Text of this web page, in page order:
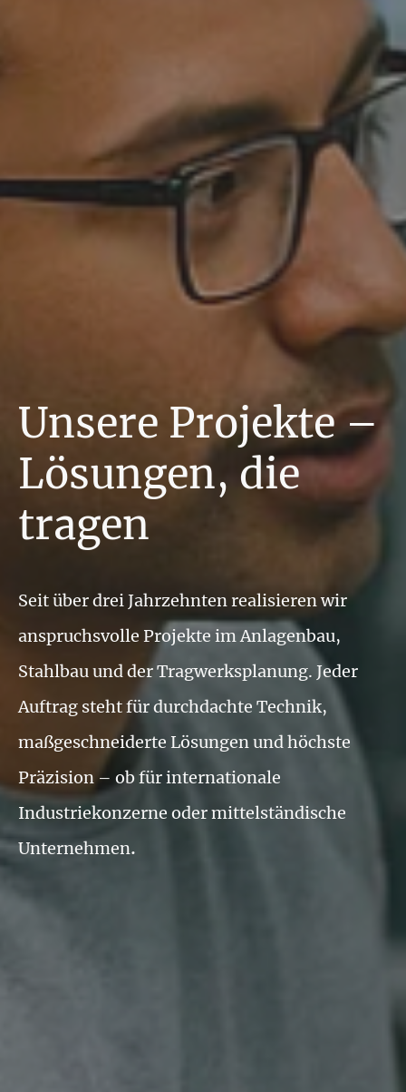
Unsere Projekte –
Lösungen, die
tragen
Seit über drei Jahrzehnten realisieren wir
anspruchsvolle Projekte im Anlagenbau,
Stahlbau und der Tragwerksplanung. Jeder
Auftrag steht für durchdachte Technik,
maßgeschneiderte Lösungen und höchste
Präzision – ob für internationale
Industriekonzerne oder mittelständische
Unternehmen.